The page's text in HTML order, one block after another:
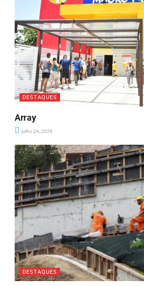
DESTAQUES
Array
julho 24, 2026
DESTAQUES